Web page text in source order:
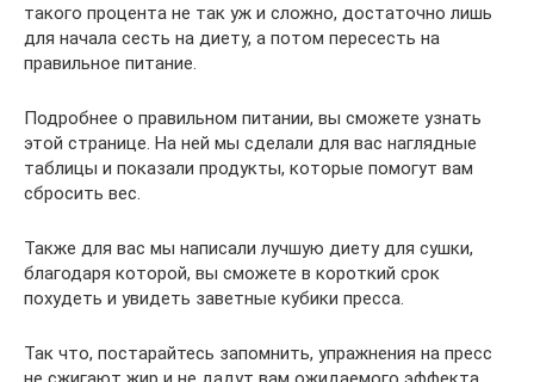
такого процента не так уж и сложно, достаточно лишь
для начала сесть на диету, а потом пересесть на
правильное питание.
Подробнее о правильном питании, вы сможете узнать
этой странице. На ней мы сделали для вас наглядные
таблицы и показали продукты, которые помогут вам
сбросить вес.
Также для вас мы написали лучшую диету для сушки,
благодаря которой, вы сможете в короткий срок
похудеть и увидеть заветные кубики пресса.
Так что, постарайтесь запомнить, упражнения на пресс